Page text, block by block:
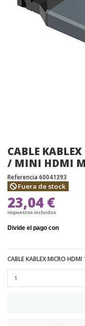
CABLE
/ MINI HDMI
Referencia 60041393
Fuera de stock
23,04 €
Impuestos incluidos
CABLE KABLEX MICRO